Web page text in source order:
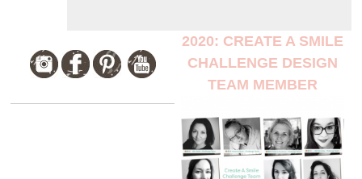
2020: CREATE A SMILE
CHALLENGE DESIGN
TEAM MEMBER